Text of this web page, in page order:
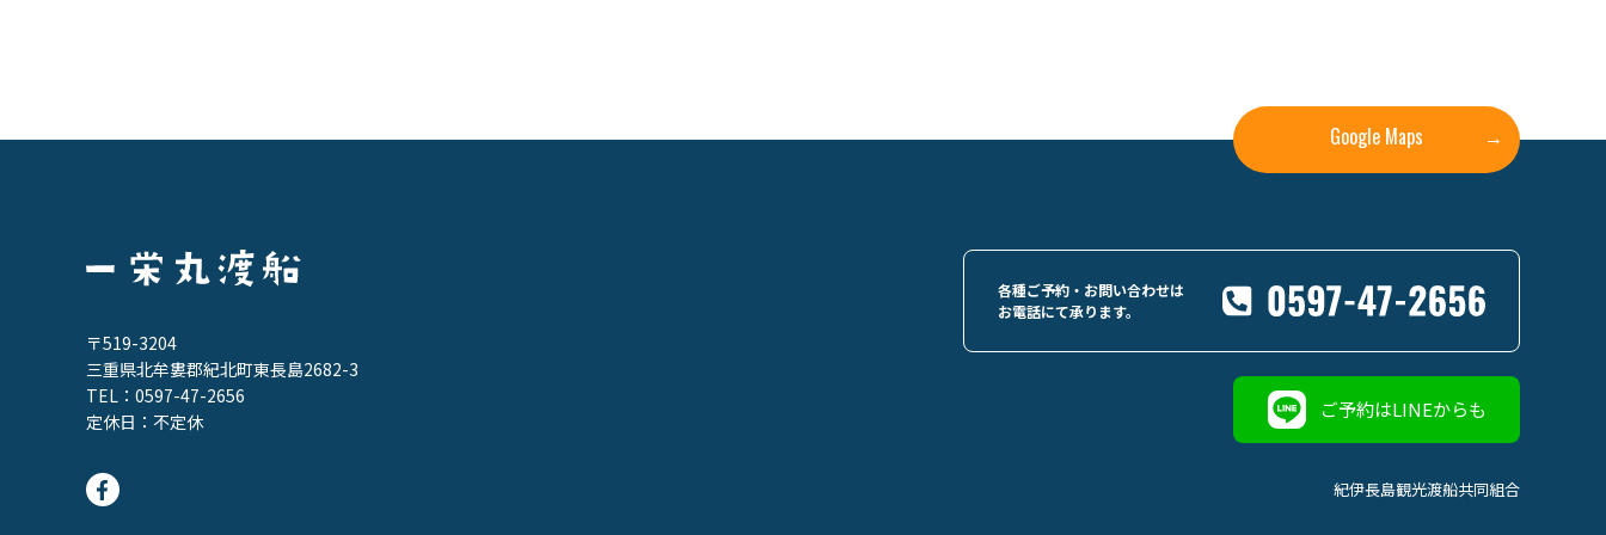
Google Maps →
〒519-3204
三重県北牟婁郡紀北町東長島2682-3
TEL： 0597-47-2656
定休日：不定休
各種ご予約・お問い合わせは
お電話にて承ります。
ご予約はLINEからも
紀伊長島観光渡船共同組合